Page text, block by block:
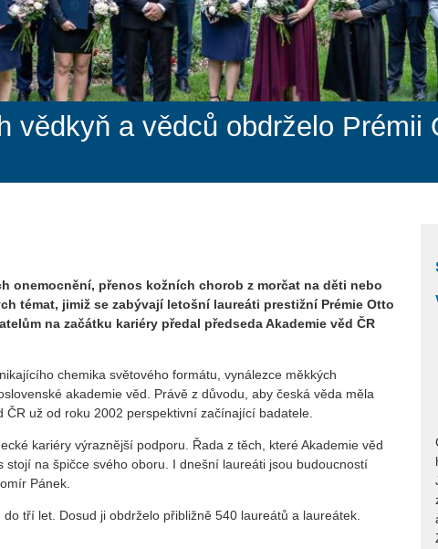
vědkyň a vědců obdrželo Prémii
onemocnění, přenos kožních chorob z morčat na děti nebo
témat, jimiž se zabývají letošní laureáti prestižní Prémie Otto
na začátku kariéry předal předseda Akademie věd ČR
chemika světového formátu, vynálezce měkkých
akademie věd. Právě z důvodu, aby česká věda měla
už od roku 2002 perspektivní začínající badatele.
kariéry výraznější podporu. Řada z těch, které Akademie věd
na špičce svého oboru. I dnešní laureáti jsou budoucností
Pánek.
tří let. Dosud ji obdrželo přibližně 540 laureátů a laureátek.